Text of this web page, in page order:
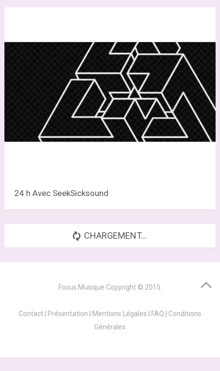
24 h Avec SeekSicksound